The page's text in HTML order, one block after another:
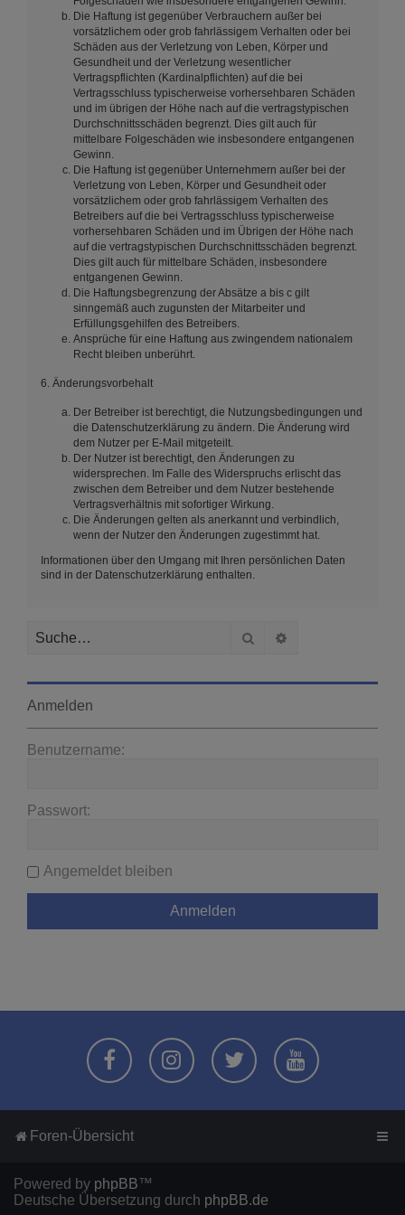
Die Haftung ist gegenüber Verbrauchern außer bei
vorsätzlichem oder grob fahrlässigem Verhalten oder bei
Schäden aus der Verletzung von Leben, Körper und
Gesundheit und der Verletzung wesentlicher
Vertragspflichten (Kardinalpflichten) auf die bei
Vertragsschluss typischerweise vorhersehbaren Schäden
und im übrigen der Höhe nach auf die vertragstypischen
Durchschnittsschäden begrenzt. Dies gilt auch für
mittelbare Folgeschäden wie insbesondere entgangenen
Gewinn.
Die Haftung ist gegenüber Unternehmern außer bei der
Verletzung von Leben, Körper und Gesundheit oder
vorsätzlichem oder grob fahrlässigem Verhalten des
Betreibers auf die bei Vertragsschluss typischerweise
vorhersehbaren Schäden und im Übrigen der Höhe nach
auf die vertragstypischen Durchschnittsschäden begrenzt.
Dies gilt auch für mittelbare Schäden, insbesondere
entgangenen Gewinn.
Die Haftungsbegrenzung der Absätze a bis c gilt
sinngemäß auch zugunsten der Mitarbeiter und
Erfüllungsgehilfen des Betreibers.
Ansprüche für eine Haftung aus zwingendem nationalem
Recht bleiben unberührt.
6. Änderungsvorbehalt
Der Betreiber ist berechtigt, die Nutzungsbedingungen und
die Datenschutzerklärung zu ändern. Die Änderung wird
dem Nutzer per E-Mail mitgeteilt.
Der Nutzer ist berechtigt, den Änderungen zu
widersprechen. Im Falle des Widerspruchs erlischt das
zwischen dem Betreiber und dem Nutzer bestehende
Vertragsverhältnis mit sofortiger Wirkung.
Die Änderungen gelten als anerkannt und verbindlich,
wenn der Nutzer den Änderungen zugestimmt hat.
Informationen über den Umgang mit Ihren persönlichen Daten
sind in der Datenschutzerklärung enthalten.
Suche
Anmelden
Benutzername:
Passwort:
Angemeldet bleiben
Foren-Übersicht
Powered by phpBB™
Deutsche Übersetzung durch phpBB.de